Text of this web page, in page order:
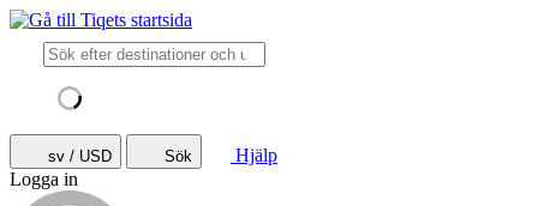
sv / USD Sök
Hjälp
Logga in